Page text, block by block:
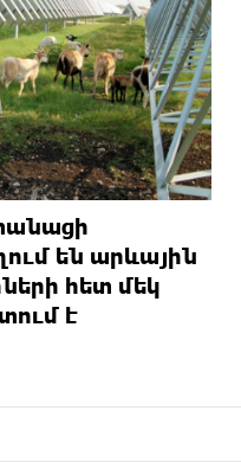
են արևային
հետ մեկ
է